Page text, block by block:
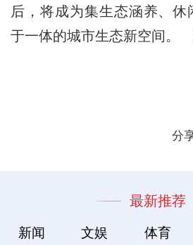
后，将成为集生态涵养、
于一体的城市生态新空间。
分
最新推荐
新闻 文娱 体育